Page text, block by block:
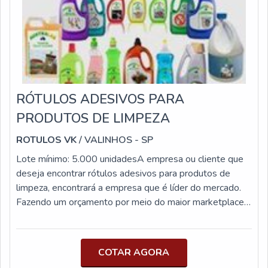
por ser uma empresa comprometida com seus serviços e
que preza pela segurança, qualificações possíveis pelo fato
de possuir escritório de alta qualidade onde são realizadas as
atividades e equipamentos de última geração.Tudo isso,
somado à performance de uma equipe multidisciplinar de
consultores associados e alta qualidade, fecha o ciclo de
entrega com excelência para toda a carteira de clientes....
RÓTULOS ADESIVOS PARA
PRODUTOS DE LIMPEZA
ROTULOS VK/ VALINHOS - SP
Lote mínimo: 5.000 unidadesA empresa ou cliente que
deseja encontrar rótulos adesivos para produtos de
limpeza, encontrará a empresa que é líder do mercado.
Fazendo um orçamento por meio do maior marketplace
segmento. Com os profissionais da Rótulo VK irá
especializada.O PRODUTO GARANTE UMA SÉRIE DE
COTAR AGORA